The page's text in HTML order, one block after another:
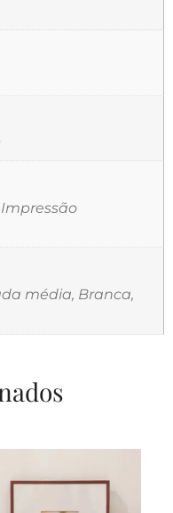
média, Branca,